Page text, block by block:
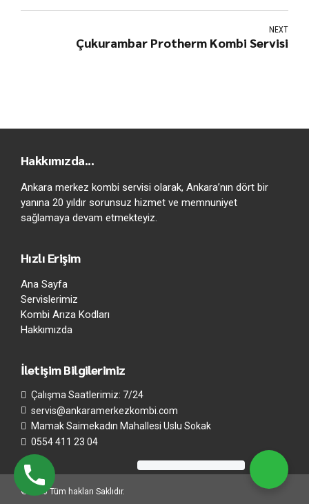
NEXT
Çukurambar Protherm Kombi Servisi
Hakkımızda...
Ankara merkez kombi servisi olarak, Ankara’nın dört bir
yanına 20 yıldır sorunsuz hizmet ve memnuniyet
sağlamaya devam etmekteyiz.
Hızlı Erişim
Ana Sayfa
Servislerimiz
Kombi Arıza Kodları
Hakkımızda
İletişim Bilgilerimiz
Çalışma Saatlerimiz: 7/24
servis@ankaramerkezkombi.com
Mamak Saimekadın Mahallesi Uslu Sokak
0554 411 23 04
©2020 Tüm hakları Saklıdır.